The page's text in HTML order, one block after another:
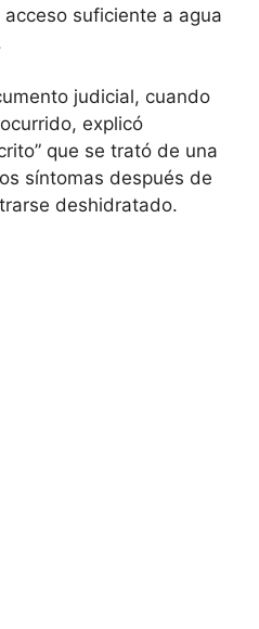
suficiente a agua
judicial, cuando
explicó
que se trató de una
síntomas después de
deshidratado.